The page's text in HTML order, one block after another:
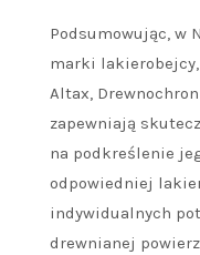
Podsumowując, w
marki
Altax,
zapewniają
na podkreślenie
odpowiedniej
indywidualnych
drewnianej